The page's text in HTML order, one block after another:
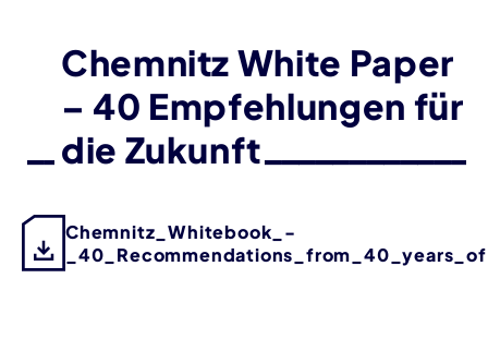
Chemnitz White Paper
– 40 Empfehlungen für
die Zukunft
Chemnitz_Whitebook_-